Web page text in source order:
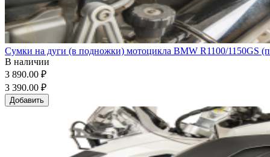
Сумки на дуги (в подножки) мотоцикла BMW R1100/1150GS
В наличии
3 890.00 ₽
3 390.00 ₽
Добавить